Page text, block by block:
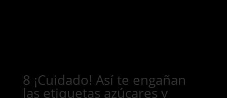
8 ¡Cuidado! Así te engañan
las etiquetas azúcares y